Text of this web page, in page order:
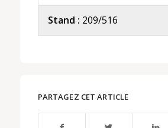
Stand : 209/516
PARTAGEZ CET ARTICLE